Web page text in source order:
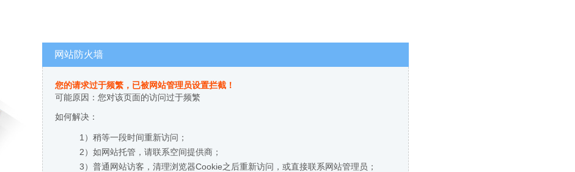
网站防火墙
您的请求过于频繁，已被网站管理员设置拦截！
可能原因：您对该页面的访问过于频繁
如何解决：
1）稍等一段时间重新访问；
2）如网站托管，请联系空间提供商；
3）普通网站访客，清理浏览器Cookie之后重新访问，或直接联系网站管理员；